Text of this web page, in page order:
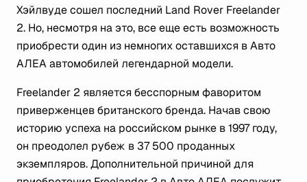
Хэйлвуде сошел последний Land Rover Freelander
2. Но, несмотря на это, все еще есть возможность
приобрести один из немногих оставшихся в Авто
АЛЕА автомобилей легендарной модели.
Freelander 2 является бесспорным фаворитом
приверженцев британского бренда. Начав свою
историю успеха на российском рынке в 1997 году,
он преодолел рубеж в 37 500 проданных
экземпляров. Дополнительной причиной для